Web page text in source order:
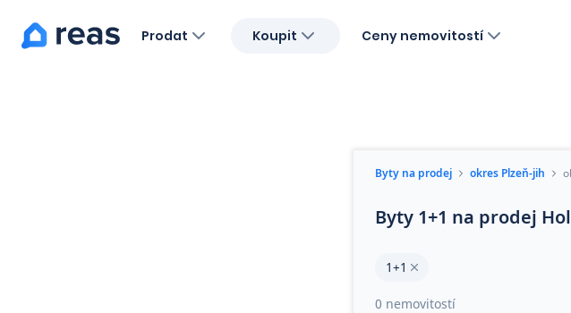
Prodat Koupit Ceny nemovitostí
Byty na prodej okres Plzeň-jih
Byty 1+1 na prodej
1+1
0 nemovitostí